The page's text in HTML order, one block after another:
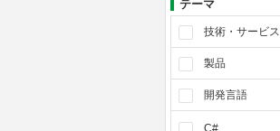
テーマ
技術・サービス
製品
開発言語
C#